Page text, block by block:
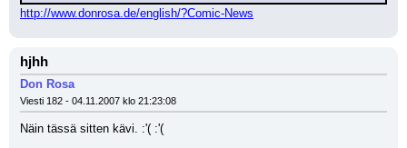
http://www.donrosa.de/english/?Comic-News
hjhh
Don Rosa
Viesti 182 - 04.11.2007 klo 21:23:08
Näin tässä sitten kävi. :'( :'(